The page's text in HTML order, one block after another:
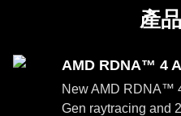
產
AMD RDNA™ 4
New AMD RDNA™
Gen raytracing and